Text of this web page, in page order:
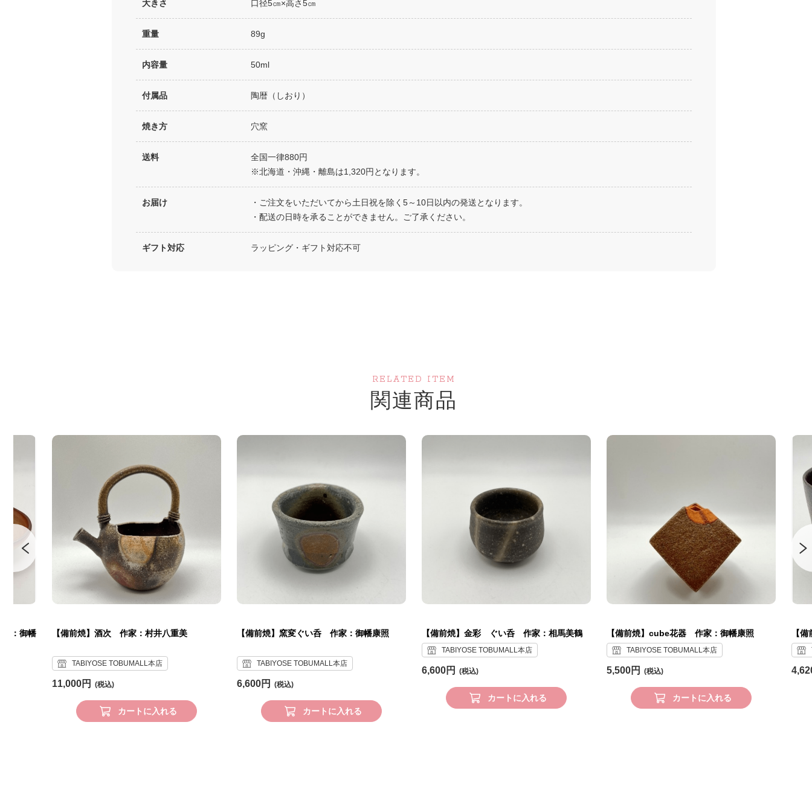
大きさ 口径5㎝×高さ5㎝
重量 89g
内容量 50ml
付属品 陶暦（しおり）
焼き方 穴窯
送料
全国一律880円
※北海道・沖縄・離島は1,320円となります。
お届け
・ご注文をいただいてから土日祝を除く5～10日以内の発送となります。
・配送の日時を承ることができません。ご了承ください。
ギフト対応 ラッピング・ギフト対応不可
RELATED ITEM
関連商品
：御幡 【備前焼】酒次 作家：村井八重美
TABIYOSE TOBUMALL本店
11,000円
カートに入れる
【備前焼】窯変ぐい呑 作家：御幡康照
TABIYOSE TOBUMALL本店
6,600円
カートに入れる
【備前焼】金彩 ぐい呑 作家：相馬美鶴
TABIYOSE TOBUMALL本店
6,600円
カートに入れる
【備前焼】cube花器 作家：御幡康照
TABIYOSE TOBUMALL本店
5,500円
カートに入れる
【